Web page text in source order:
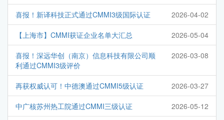
喜报！新译科技正式通过CMMI3级国际认证 2026-04-02
【上海市】CMMI获证企业名单大汇总 2026-05-04
喜报！深远华创（南京）信息科技有限公司顺
利通过CMMI3级评价
2026-03-08
再获权威认可！中德澳通过CMMI5级认证 2026-03-27
中广核苏州热工院通过CMMI三级认证 2026-05-12